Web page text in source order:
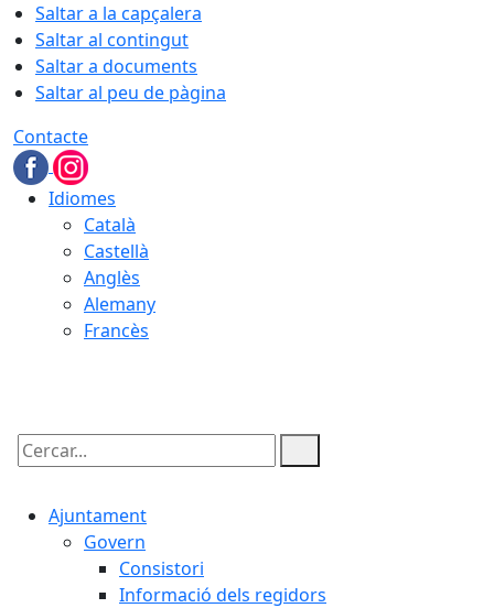
Saltar a la capçalera
Saltar al contingut
Saltar a documents
Saltar al peu de pàgina
Contacte
Idiomes
Català
Castellà
Anglès
Alemany
Francès
Cercar:
Ajuntament
Govern
Consistori
Informació dels regidors